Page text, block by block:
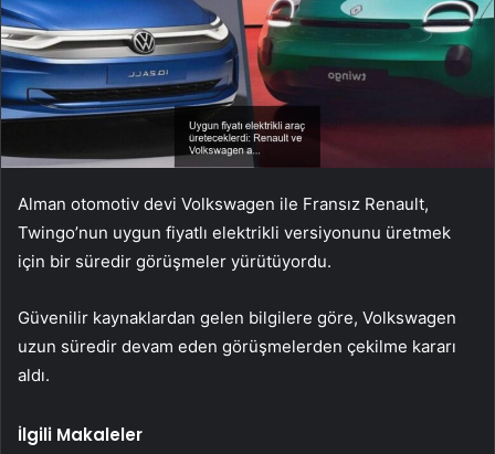
Alman otomotiv devi Volkswagen ile Fransız Renault,
Twingo’nun uygun fiyatlı elektrikli versiyonunu üretmek
için bir süredir görüşmeler yürütüyordu.
Güvenilir kaynaklardan gelen bilgilere göre, Volkswagen
uzun süredir devam eden görüşmelerden çekilme kararı
aldı.
İlgili Makaleler